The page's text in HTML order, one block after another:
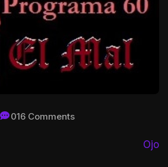
016 Comments